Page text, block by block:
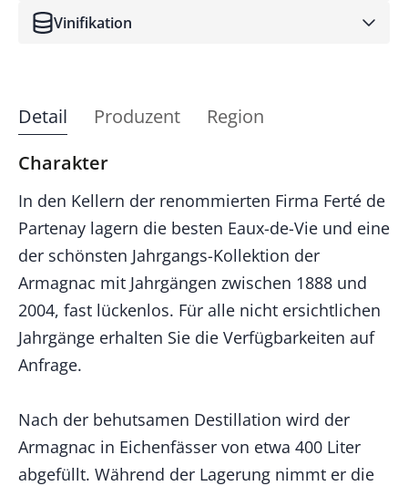
Vinifikation
Detail Produzent
Region
Charakter
In den Kellern der renommierten Firma Ferté de
Partenay lagern die besten Eaux-de-Vie und eine
der schönsten Jahrgangs-Kollektion der
Armagnac mit Jahrgängen zwischen 1888 und
2004, fast lückenlos. Für alle nicht ersichtlichen
Jahrgänge erhalten Sie die Verfügbarkeiten auf
Anfrage.
Nach der behutsamen Destillation wird der
Armagnac in Eichenfässer von etwa 400 Liter
abgefüllt. Während der Lagerung nimmt er die